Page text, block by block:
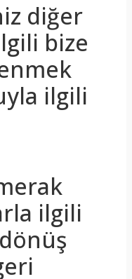
diğer
bize
ilgili
ilgili